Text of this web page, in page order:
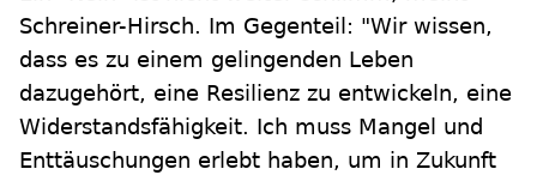
Schreiner-Hirsch. Im Gegenteil: "Wir wissen,
dass es zu einem gelingenden Leben
dazugehört, eine Resilienz zu entwickeln, eine
Widerstandsfähigkeit. Ich muss Mangel und
Enttäuschungen erlebt haben, um in Zukunft